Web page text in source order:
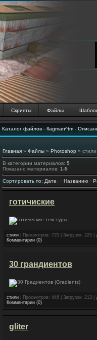
Скрипты Файлы
Каталог файлов - flagman^tm -
Главная » Файлы » Photoshop » стили
В категории материалов: 5
Показано материалов: 1-5
Сортировать по: Дате · Названию ·
готичиские
стили | Просмотров: 725 | Загрузок: 225
Комментарии (0)
30 грандиентов
стили | Просмотров: 446 | Загрузок: 213
Комментарии (0)
gliter